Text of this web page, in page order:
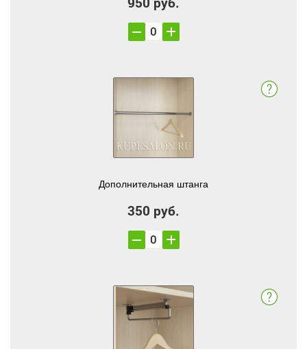
Дополнительная штанга
350 руб.